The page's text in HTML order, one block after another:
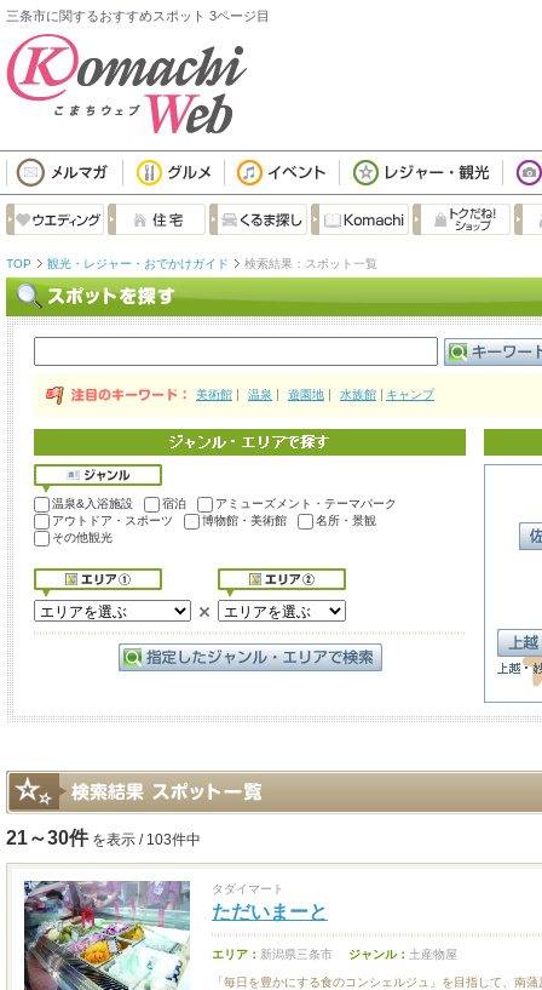
三条市に関するおすすめスポット 3ページ目
TOP 観光・レジャー・おでかけガイド 検索結果：スポット一覧
美術館 温泉 遊園地 水族館 キャンプ
温泉&入浴施設 宿泊
アミューズメント・テーマパーク
アウトドア・スポーツ
博物館・美術館
名所・景観
その他観光
21～30件 を表示 / 103件中
タダイマート
ただいまーと
エリア： 新潟県三条市 ジャンル： 土産物屋
「毎日を豊かにする食のコンシェルジュ」を目指して、南